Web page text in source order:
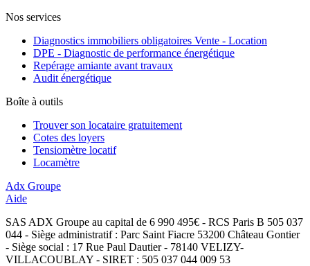
Nos services
Diagnostics immobiliers obligatoires Vente - Location
DPE - Diagnostic de performance énergétique
Repérage amiante avant travaux
Audit énergétique
Boîte à outils
Trouver son locataire gratuitement
Cotes des loyers
Tensiomètre locatif
Locamètre
Adx Groupe
Aide
SAS ADX Groupe au capital de 6 990 495€ - RCS Paris B 505 037
044 - Siège administratif : Parc Saint Fiacre 53200 Château Gontier
- Siège social : 17 Rue Paul Dautier - 78140 VELIZY-
VILLACOUBLAY - SIRET : 505 037 044 009 53